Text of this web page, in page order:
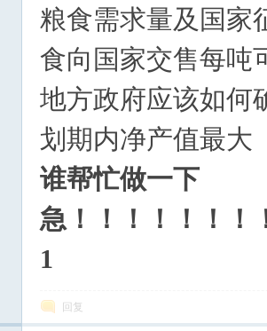
粮食需求量及国家
食向国家交售每吨
地方政府应该如何
划期内净产值最大
谁帮忙做一下
急！！！！！！！
1
回复